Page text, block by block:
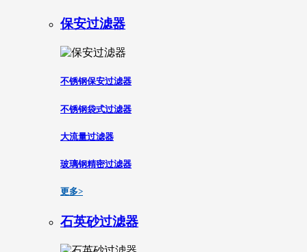
保安过滤器
不锈钢保安过滤器
不锈钢袋式过滤器
大流量过滤器
玻璃钢精密过滤器
更多>
石英砂过滤器